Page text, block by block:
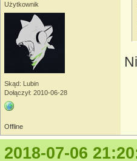
Użytkownik
Skąd: Lubin
Dołączył: 2010-06-28
Offline
2018-07-06